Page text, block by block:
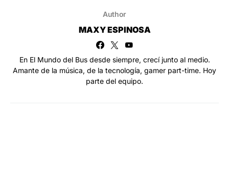
Author
MAXY ESPINOSA
En El Mundo del Bus desde siempre, crecí junto al medio.
Amante de la música, de la tecnología, gamer part-time. Hoy
parte del equipo.